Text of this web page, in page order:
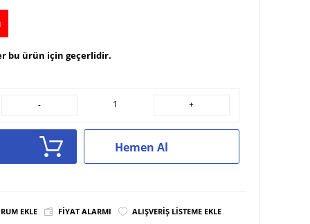
bu ürün için geçerlidir.
- +
Hemen Al
EKLE FIYAT ALARMI ALIŞVERIŞ LISTEME EKLE